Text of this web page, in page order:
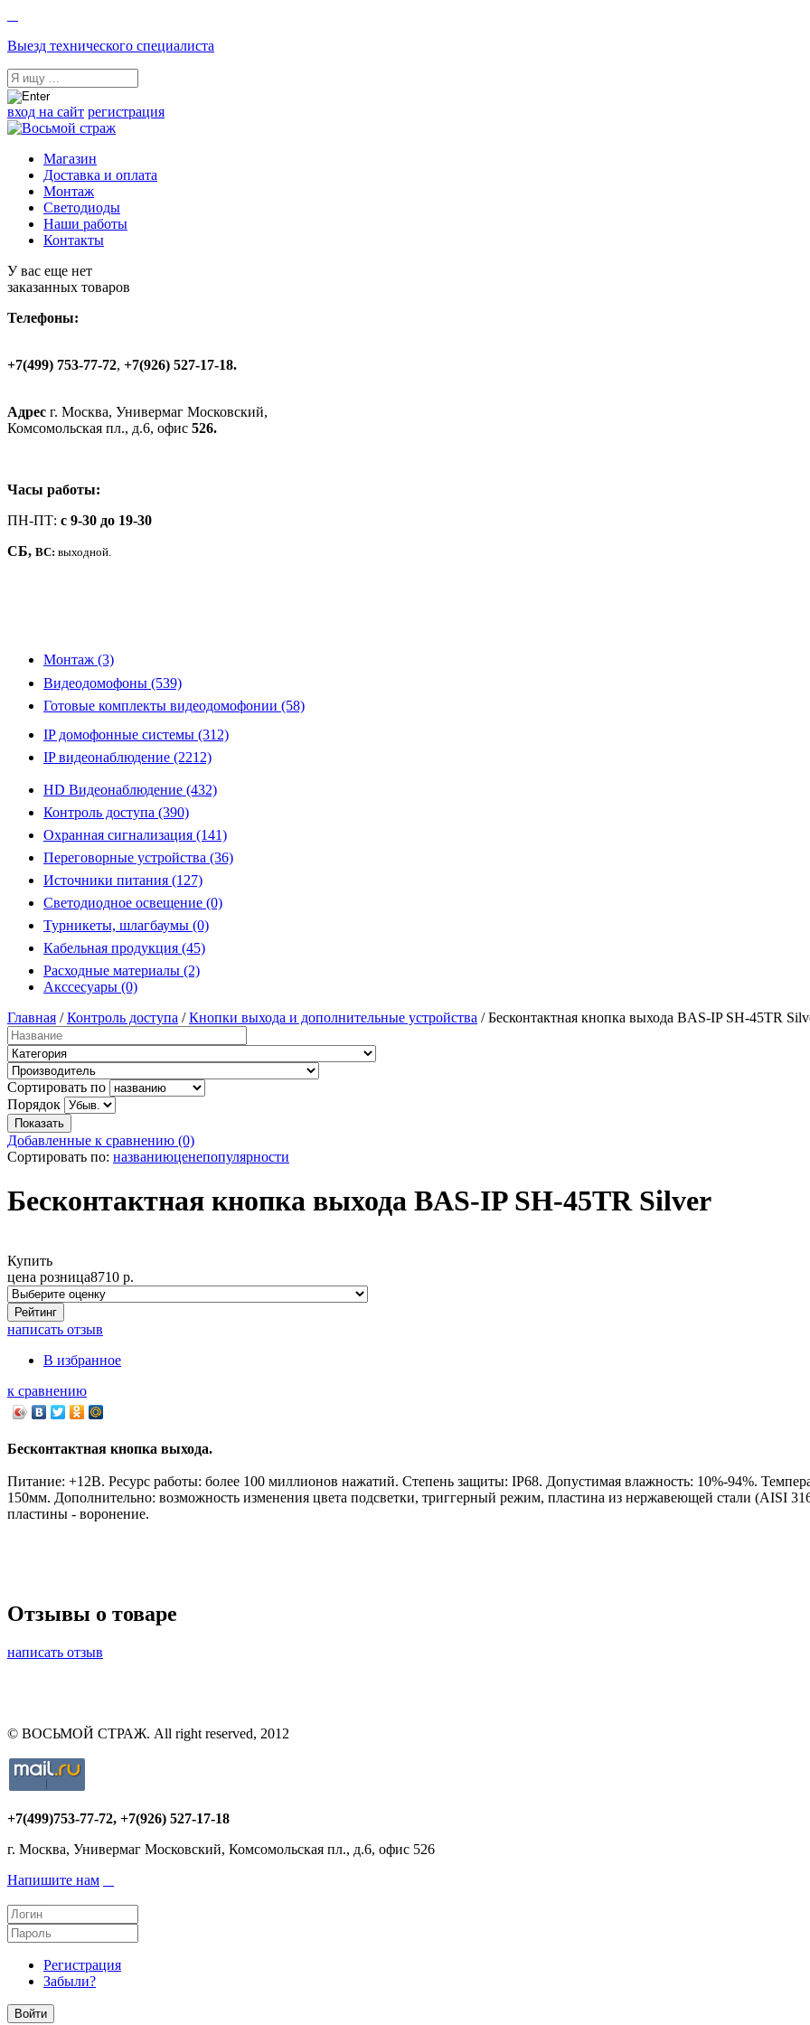
Выезд технического специалиста
вход на сайт регистрация
Магазин
Доставка и оплата
Монтаж
Светодиоды
Наши работы
Контакты
У вас еще нет
заказанных товаров
Телефоны:
+7(499) 753-77-72, +7(926) 527-17-18.
Адрес г. Москва, Универмаг Московский,
Комсомольская пл., д.6, офис 526.
Часы работы:
ПН-ПТ: c 9-30 до 19-30
СБ, ВС: выходной.
Монтаж (3)
Видеодомофоны (539)
Готовые комплекты видеодомофонии (58)
IP домофонные системы (312)
IP видеонаблюдение (2212)
HD Видеонаблюдение (432)
Контроль доступа (390)
Охранная сигнализация (141)
Переговорные устройства (36)
Источники питания (127)
Светодиодное освещение (0)
Турникеты, шлагбаумы (0)
Кабельная продукция (45)
Расходные материалы (2)
Акссесуары (0)
Главная / Контроль доступа / Кнопки выхода и дополнительные устройства /Бесконтактная кнопка выхода BAS-IP SH-45TR
Сортировать по
Порядок
Добавленные к сравнению (0)
Сортировать по: названиюценепопулярности
Бесконтактная кнопка выхода BAS-IP SH-45TR Silver
Купить
цена розница8710 р.
написать отзыв
В избранное
к сравнению
Бесконтактная кнопка выхода.
Питание: +12В. Ресурс работы: более 100 миллионов нажатий. Степень защиты: IP68. Допустимая влажность: 10%-94%.
150мм. Дополнительно: возможность изменения цвета подсветки, триггерный режим, пластина из нержавеющей стали (AISI
пластины - воронение.
Отзывы о товаре
написать отзыв
© ВОСЬМОЙ СТРАЖ. All right reserved, 2012
+7(499)753-77-72, +7(926) 527-17-18
г. Москва, Универмаг Московский, Комсомольская пл., д.6, офис 526
Напишите нам
Регистрация
Забыли?